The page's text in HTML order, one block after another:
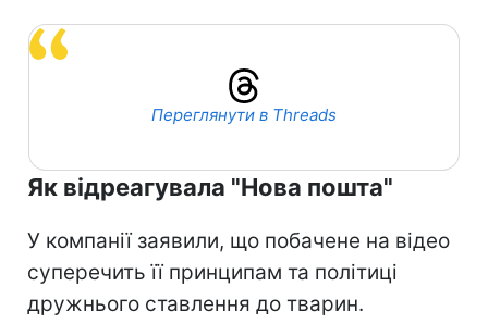
Переглянути в Threads
Як відреагувала "Нова пошта"
У компанії заявили, що побачене на відео
суперечить її принципам та політиці
дружнього ставлення до тварин.